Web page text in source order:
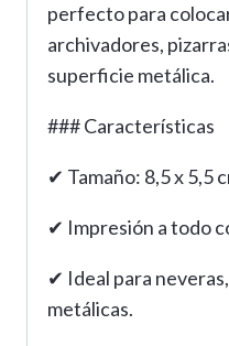
perfecto para
archivadores,
superficie metálica.
### Características
✔ Tamaño: 8,5 x 5,5
✔ Impresión a todo
✔ Ideal para
metálicas.